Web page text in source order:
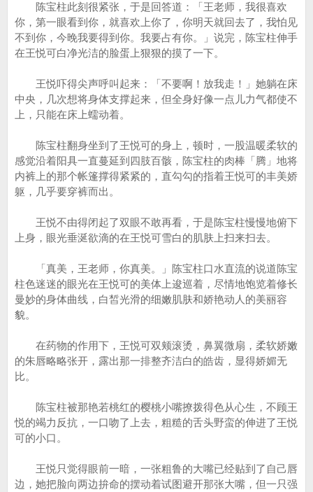
陈宝柱此刻很紧张，于是回答道：「王老师，我很喜欢
你，第一眼看到你，就喜欢上你了，你明天就回去了，我怕见
不到你，今晚我要得到你。我要占有你。」说完，陈宝柱伸手
在王悦可白净光洁的脸蛋上狠狠的摸了一下。
王悦吓得尖声呼叫起来：「不要啊！放我走！」她躺在床
中央，几次想将身体支撑起来，但全身好像一点儿力气都使不
上，只能在床上蠕动着。
陈宝柱翻身坐到了王悦可的身上，顿时，一股温暖柔软的
感觉沿着阳具一直蔓延到四肢百骸，陈宝柱的肉棒「腾」地将
内裤上的那个帐篷撑得紧紧的，直勾勾的指着王悦可的丰美娇
躯，几乎要穿裤而出。
王悦不由得闭起了双眼不敢再看，于是陈宝柱慢慢地俯下
上身，眼光垂涎欲滴的在王悦可雪白的肌肤上扫来扫去。
「真美，王老师，你真美。」陈宝柱口水直流的说道陈宝
柱色迷迷的眼光在王悦可的美体上逡巡着，尽情地饱览着修长
曼妙的身体曲线，白皙光滑的细嫩肌肤和娇艳动人的美丽容
貌。
在药物的作用下，王悦可双颊滚烫，鼻翼微扇，柔软娇嫩
的朱唇略略张开，露出那一排整齐洁白的皓齿，显得娇媚无
比。
陈宝柱被那艳若桃红的樱桃小嘴撩拨得色从心生，不顾王
悦的竭力反抗，一口吻了上去，粗糙的舌头野蛮的伸进了王悦
可的小口。
王悦只觉得眼前一暗，一张粗鲁的大嘴已经贴到了自己唇
边，她把脸向两边拚命的摆动着试图避开那张大嘴，但一只强